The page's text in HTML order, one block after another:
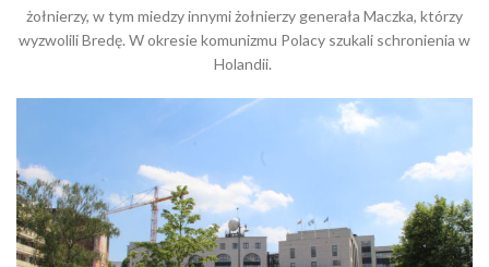
żołnierzy, w tym miedzy innymi żołnierzy generała Maczka, którzy
wyzwolili Bredę. W okresie komunizmu Polacy szukali schronienia w
Holandii.